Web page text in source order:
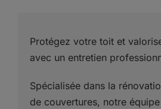
Protégez votre toit et
avec un entretien
Spécialisée dans la
de couvertures, notre